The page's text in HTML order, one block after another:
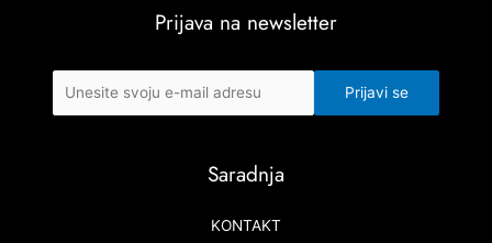
Prijava na newsletter
Saradnja
KONTAKT